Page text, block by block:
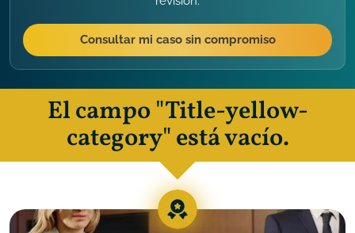
Consultar mi caso sin compromiso
El campo "Title-yellow-
category" está vacío.